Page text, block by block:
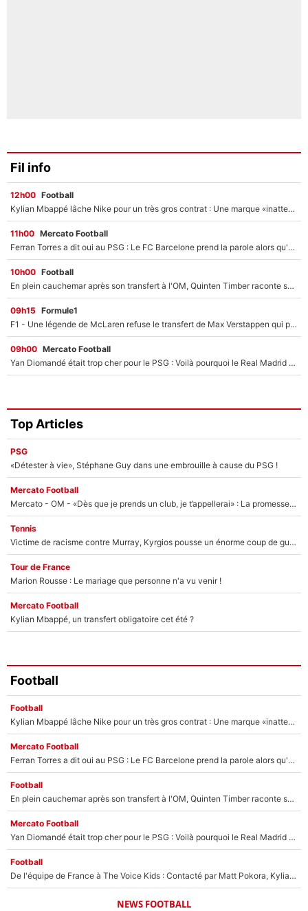
Fil info
12h00 Football
Kylian Mbappé lâche Nike pour un très gros contrat : Une marque «inattendue» va frapper très fort
11h00 Mercato Football
Ferran Torres a dit oui au PSG : Le FC Barcelone prend la parole alors qu'un transfert de l'attaquant espagnol prend forme
10h00 Football
En plein cauchemar après son transfert à l'OM, Quinten Timber raconte ses doutes après sa signature à Marseille
09h15 Formule1
F1 - Une légende de McLaren refuse le transfert de Max Verstappen qui pourrait «faire des vagues» et plomber l'ambiance dans l'équipe
09h00 Mercato Football
Yan Diomandé était trop cher pour le PSG : Voilà pourquoi le Real Madrid a accepté de payer la somme record de 140M€ pour boucler son transfert !
Top Articles
PSG
«Détester à vie», Stéphane Guy dans une embrouille à cause du PSG !
Mercato Football
Mercato - OM - «Dès que je prends un club, je t’appellerai» : La promesse de Marcelino au moment de claquer la porte
Tennis
Victime de racisme contre Murray, Kyrgios pousse un énorme coup de gueule !
Tour de France
Marion Rousse : Le mariage que personne n'a vu venir !
Mercato Football
Kylian Mbappé, un transfert obligatoire cet été ?
Football
Football
Kylian Mbappé lâche Nike pour un très gros contrat : Une marque «inattendue» va frapper très fort
Mercato Football
Ferran Torres a dit oui au PSG : Le FC Barcelone prend la parole alors qu'un transfert de l'attaquant espagnol prend forme
Football
En plein cauchemar après son transfert à l'OM, Quinten Timber raconte ses doutes après sa signature à Marseille
Mercato Football
Yan Diomandé était trop cher pour le PSG : Voilà pourquoi le Real Madrid a accepté de payer la somme record de 140M€ pour boucler son transfert !
Football
De l'équipe de France à The Voice Kids : Contacté par Matt Pokora, Kylian Mbappé a accepté de jouer un rôle inédit sur TF1 !
NEWS FOOTBALL